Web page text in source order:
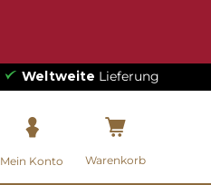
Weltweite Lieferung
Mein Konto Warenkorb